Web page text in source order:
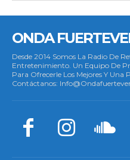
ONDA
Desde 2014 Somos La Radio De
Entretenimiento. Un Equipo De
Para Ofrecerle Los Mejores Y
Contáctanos: